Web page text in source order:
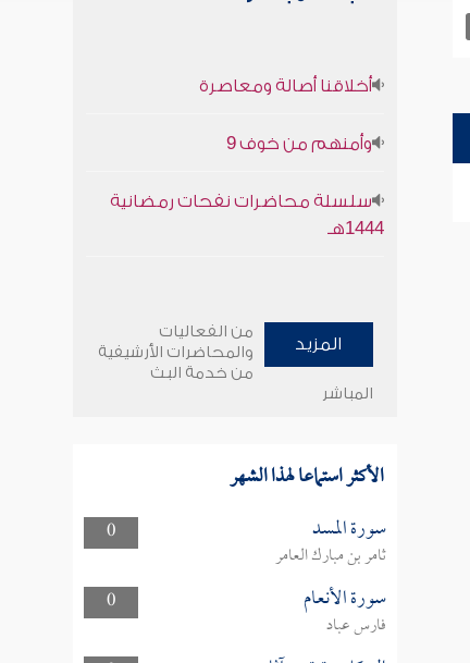
أخلاقنا أصالة ومعاصرة
وأمنهم من خوف 9
سلسلة محاضرات نفحات رمضانية
1444هـ
المزيد
من الفعاليات
والمحاضرات الأرشيفية
من خدمة البث
المباشر
الأكثر استماعا لهذا الشهر
0 سورة المسد
ثامر بن مبارك العامر
0
سورة الأنعام
فارس عباد